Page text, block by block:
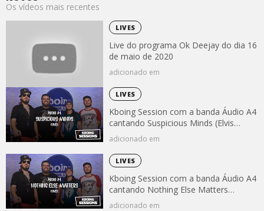
Os vídeos mais recentes
LIVES
Live do programa Ok Deejay do dia 16
de maio de 2020
adicionado em
LIVES
Kboing Session com a banda Áudio A4
cantando Suspicious Minds (Elvis
Presley)
adicionado em
LIVES
Kboing Session com a banda Áudio A4
cantando Nothing Else Matters
(Metallica)
adicionado em